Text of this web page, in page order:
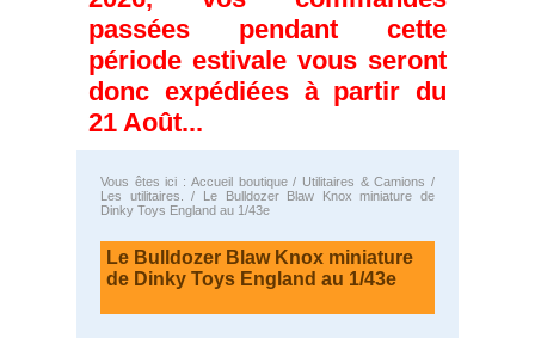
passées pendant cette
période estivale vous seront
donc expédiées à partir du
21 Août...
Vous êtes ici : Accueil boutique/ Utilitaires & Camions /
Les utilitaires.
/ Le Bulldozer Blaw Knox miniature de
Dinky Toys England au 1/43e
Le Bulldozer Blaw Knox miniature
de Dinky Toys England au 1/43e